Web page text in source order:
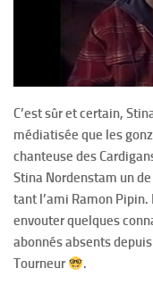
C’est sûr et certain,
médiatisée que les
chanteuse des
Stina Nordenstam un
tant l’ami Ramon
envouter quelques
abonnés absents
Tourneur
.